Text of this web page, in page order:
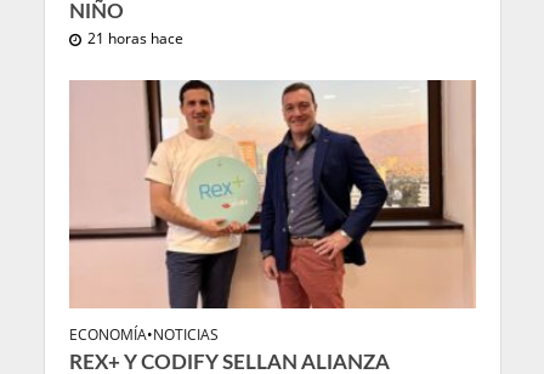
NIÑO
21 horas hace
ECONOMÍA•NOTICIAS
REX+ Y CODIFY SELLAN ALIANZA